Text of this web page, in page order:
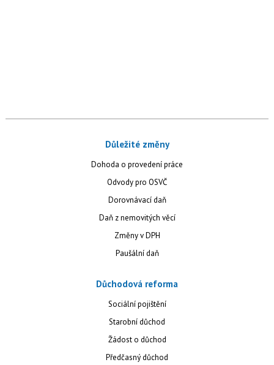
Důležité změny
Dohoda o provedení práce
Odvody pro OSVČ
Dorovnávací daň
Daň z nemovitých věcí
Změny v DPH
Paušální daň
Důchodová reforma
Sociální pojištění
Starobní důchod
Žádost o důchod
Předčasný důchod